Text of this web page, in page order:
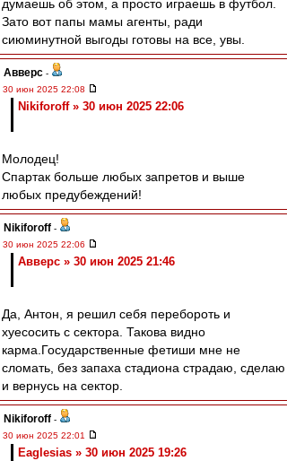
думаешь об этом, а просто играешь в футбол.
Зато вот папы мамы агенты, ради
сиюминутной выгоды готовы на все, увы.
Авверс -
30 июн 2025 22:08
Nikiforoff » 30 июн 2025 22:06
Молодец!
Спартак больше любых запретов и выше
любых предубеждений!
Nikiforoff -
30 июн 2025 22:06
Авверс » 30 июн 2025 21:46
Да, Антон, я решил себя перебороть и
хуесосить с сектора. Такова видно
карма.Государственные фетиши мне не
сломать, без запаха стадиона страдаю, сделаю
и вернусь на сектор.
Nikiforoff -
30 июн 2025 22:01
Eaglesias » 30 июн 2025 19:26